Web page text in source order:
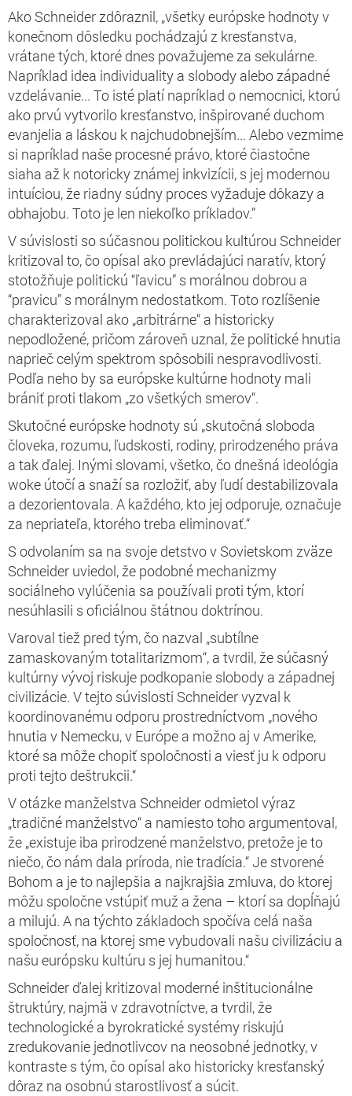
Ako Schneider zdôraznil, „všetky európske hodnoty v
konečnom dôsledku pochádzajú z kresťanstva,
vrátane tých, ktoré dnes považujeme za sekulárne.
Napríklad idea individuality a slobody alebo západné
vzdelávanie... To isté platí napríklad o nemocnici, ktorú
ako prvú vytvorilo kresťanstvo, inšpirované duchom
evanjelia a láskou k najchudobnejším... Alebo vezmime
si napríklad naše procesné právo, ktoré čiastočne
siaha až k notoricky známej inkvizícii, s jej modernou
intuíciou, že riadny súdny proces vyžaduje dôkazy a
obhajobu. Toto je len niekoľko príkladov.”
V súvislosti so súčasnou politickou kultúrou Schneider
kritizoval to, čo opísal ako prevládajúci naratív, ktorý
stotožňuje politickú “ľavicu” s morálnou dobrou a
“pravicu” s morálnym nedostatkom. Toto rozlíšenie
charakterizoval ako „arbitrárne“ a historicky
nepodložené, pričom zároveň uznal, že politické hnutia
naprieč celým spektrom spôsobili nespravodlivosti.
Podľa neho by sa európske kultúrne hodnoty mali
brániť proti tlakom „zo všetkých smerov“.
Skutočné európske hodnoty sú „skutočná sloboda
človeka, rozumu, ľudskosti, rodiny, prirodzeného práva
a tak ďalej. Inými slovami, všetko, čo dnešná ideológia
woke útočí a snaží sa rozložiť, aby ľudí destabilizovala
a dezorientovala. A každého, kto jej odporuje, označuje
za nepriateľa, ktorého treba eliminovať.“
S odvolaním sa na svoje detstvo v Sovietskom zväze
Schneider uviedol, že podobné mechanizmy
sociálneho vylúčenia sa používali proti tým, ktorí
nesúhlasili s oficiálnou štátnou doktrínou.
Varoval tiež pred tým, čo nazval „subtílne
zamaskovaným totalitarizmom“, a tvrdil, že súčasný
kultúrny vývoj riskuje podkopanie slobody a západnej
civilizácie. V tejto súvislosti Schneider vyzval k
koordinovanému odporu prostredníctvom „nového
hnutia v Nemecku, v Európe a možno aj v Amerike,
ktoré sa môže chopiť spoločnosti a viesť ju k odporu
proti tejto deštrukcii.“
V otázke manželstva Schneider odmietol výraz
„tradičné manželstvo“ a namiesto toho argumentoval,
že „existuje iba prirodzené manželstvo, pretože je to
niečo, čo nám dala príroda, nie tradícia.“ Je stvorené
Bohom a je to najlepšia a najkrajšia zmluva, do ktorej
môžu spoločne vstúpiť muž a žena – ktorí sa dopĺňajú
a milujú. A na týchto základoch spočíva celá naša
spoločnosť, na ktorej sme vybudovali našu civilizáciu a
našu európsku kultúru s jej humanitou.“
Schneider ďalej kritizoval moderné inštitucionálne
štruktúry, najmä v zdravotníctve, a tvrdil, že
technologické a byrokratické systémy riskujú
zredukovanie jednotlivcov na neosobné jednotky, v
kontraste s tým, čo opísal ako historicky kresťanský
dôraz na osobnú starostlivosť a súcit.